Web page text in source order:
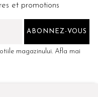
et promotions
magazinului. Afla mai